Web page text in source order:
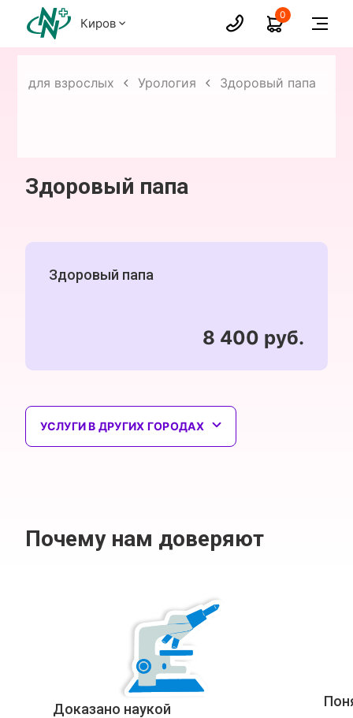
Киров
0
для взрослых Урология Здоровый папа
Здоровый папа
Здоровый папа
8 400 руб.
УСЛУГИ В ДРУГИХ ГОРОДАХ
Почему нам доверяют
Доказано наукой